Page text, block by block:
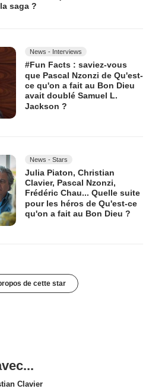
saga ?
News - Interviews
#Fun Facts : saviez-vous
que Pascal Nzonzi de Qu'est-
ce qu'on a fait au Bon Dieu
avait doublé Samuel L.
Jackson ?
News - Stars
Julia Piaton, Christian
Clavier, Pascal Nzonzi,
Frédéric Chau... Quelle suite
pour les héros de Qu'est-ce
qu'on a fait au Bon Dieu ?
de cette star
Clavier